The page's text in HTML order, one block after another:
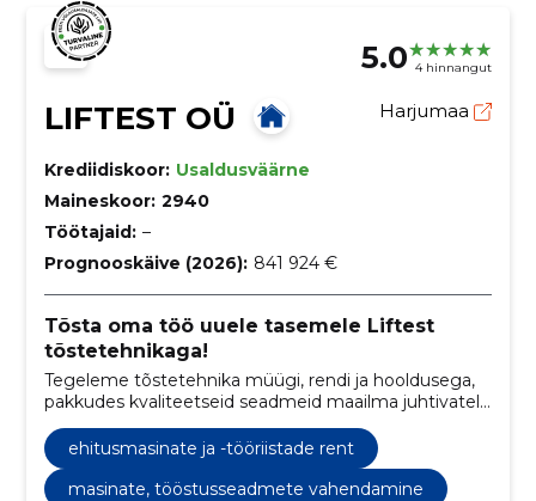
5.0 4 hinnangut
LIFTEST OÜ Harjumaa
Krediidiskoor: Usaldusväärne
Maineskoor: 2940
Töötajaid: –
Prognooskäive (2026): 841 924 €
Tõsta oma töö uuele tasemele Liftest
tõstetehnikaga!
Tegeleme tõstetehnika müügi, rendi ja hooldusega,
pakkudes kvaliteetseid seadmeid maailma juhtivatelt
tootjatelt ning professionaalset hooldus- ja
remonditeenust
ehitusmasinate ja -tööriistade rent
masinate, tööstusseadmete vahendamine